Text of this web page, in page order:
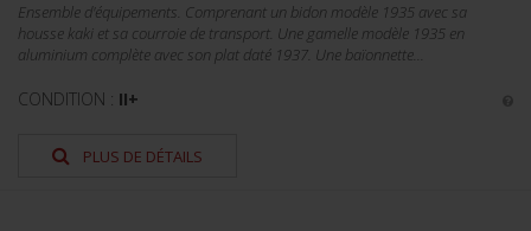
Ensemble d'équipements. Comprenant un bidon modèle 1935 avec sa
housse kaki et sa courroie de transport. Une gamelle modèle 1935 en
aluminium complète avec son plat daté 1937. Une baïonnette...
CONDITION : II+
PLUS DE DÉTAILS